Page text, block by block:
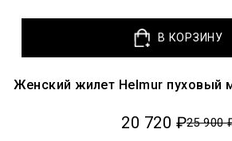
В КОРЗИНУ
Женский жилет Helmur пуховый
20 720 ₽25 900